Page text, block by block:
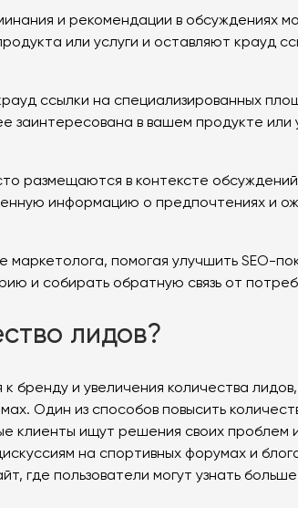
и рекомендации в обсуждениях
или услуги и оставляют крауд
ссылки на специализированных
в вашем продукте или
размещаются в контексте
информацию о предпочтениях и
помогая улучшить SEO-
и собирать обратную связь от
лидов?
и увеличения количества
Один из способов повысить
клиенты ищут решения своих проблем
на спортивных форумах и
где пользователи могут узнать